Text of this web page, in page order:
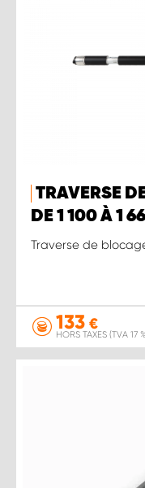
TRAVERSE
DE 1 100 À 1
Traverse de
133 €
HORS TAXES (TVA 17